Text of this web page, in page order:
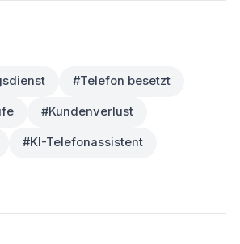
#Telefon besetzt
#Kundenverlust
#KI-Telefonassistent